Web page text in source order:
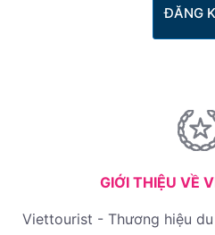
ĐĂNG
GIỚI THIỆU VỀ
Viettourist - Thương hiệu